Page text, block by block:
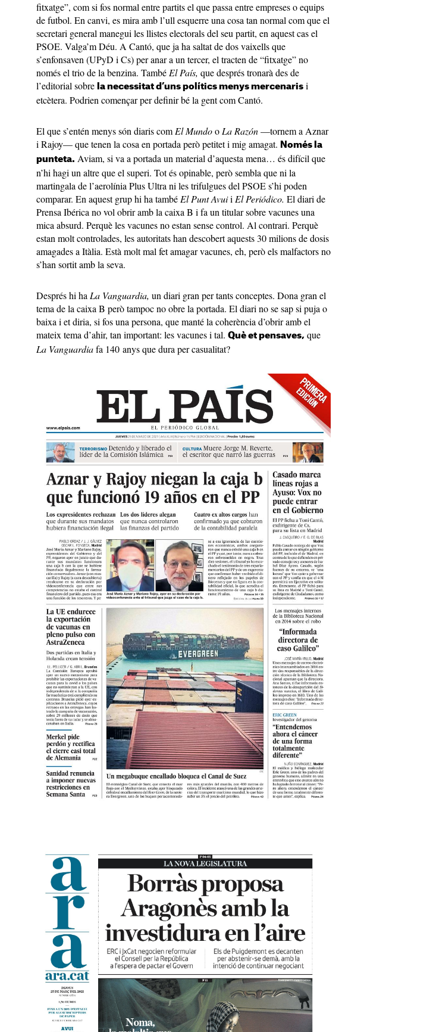
fitxatge”, com si fos normal entre partits el que passa entre empreses o equips
de futbol. En canvi, es mira amb l’ull esquerre una cosa tan normal com que el
secretari general manegui les llistes electorals del seu partit, en aquest cas el
PSOE. Valga’m Déu. A Cantó, que ja ha saltat de dos vaixells que
s’enfonsaven (UPyD i Cs) per anar a un tercer, el tracten de “fitxatge” no
només el trio de la benzina. També El País, que després tronarà des de
l’editorial sobre la necessitat d’uns polítics menys mercenaris i
etcètera. Podrien començar per definir bé la gent com Cantó.
El que s’entén menys són diaris com El Mundoo La Razón—tornem a Aznar
i Rajoy— que tenen la cosa en portada però petitet i mig amagat. Només la
punteta. Aviam, si va a portada un material d’aquesta mena… és difícil que
n’hi hagi un altre que el superi. Tot és opinable, però sembla que ni la
martingala de l’aerolínia Plus Ultra ni les trifulgues del PSOE s’hi poden
comparar. En aquest grup hi ha també El Punt Avuii El Periódico. El diari de
Prensa Ibérica no vol obrir amb la caixa B i fa un titular sobre vacunes una
mica absurd. Perquè les vacunes no estan sense control. Al contrari. Perquè
estan molt controlades, les autoritats han descobert aquests 30 milions de dosis
amagades a Itàlia. Està molt mal fet amagar vacunes, eh, però els malfactors no
s’han sortit amb la seva.
Després hi ha La Vanguardia, un diari gran per tants conceptes. Dona gran el
tema de la caixa B però tampoc no obre la portada. El diari no se sap si puja o
baixa i et diria, si fos una persona, que manté la coherència d’obrir amb el
mateix tema d’ahir, tan important: les vacunes i tal. Què et pensaves, que
La Vanguardiafa 140 anys que dura per casualitat?